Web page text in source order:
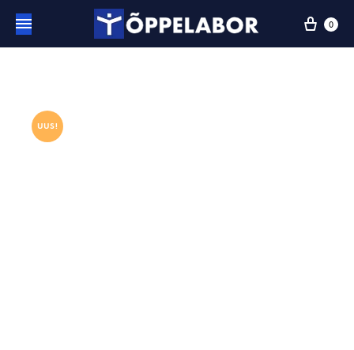
0
UUS!